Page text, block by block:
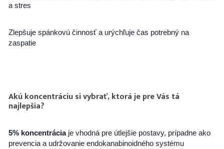
a stres
Zlepšuje spánkovú činnosť a urýchľuje čas potrebný na
zaspatie
Akú koncentráciu si vybrať, ktorá je pre Vás tá
najlepšia?
5% koncentráciaje vhodná pre útlejšie postavy, prípadne ako
prevencia a udržovanie endokanabinoidného systému